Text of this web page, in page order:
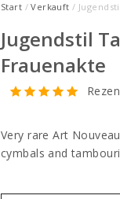
Start /Verkauft /
Jugendstil
Frauenakte
Very rare Art
cymbals and